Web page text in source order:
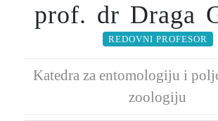
prof. dr Draga
REDOVNI PROFESOR
Katedra za entomologiju i
zoologiju